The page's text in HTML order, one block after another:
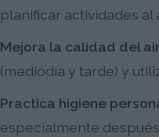
planificar actividades
Mejora la calidad del
(mediodía y tarde) y
Practica higiene
especialmente